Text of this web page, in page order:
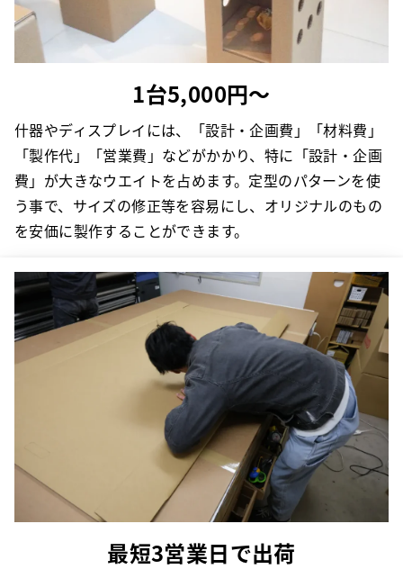
1台5,000円～
什器やディスプレイには、「設計・企画費」「材料費」
「製作代」「営業費」などがかかり、特に「設計・企画
費」が大きなウエイトを占めます。定型のパターンを使
う事で、サイズの修正等を容易にし、オリジナルのもの
を安価に製作することができます。
最短3営業日で出荷